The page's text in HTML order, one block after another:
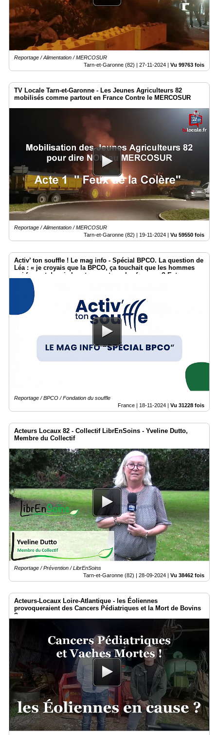
Reportage / Alimentation / MERCOSUR
Tarn-et-Garonne (82) | 27-11-2024 | Vu 99763 fois
TV Locale Tarn-et-Garonne - Les Jeunes Agriculteurs 82
mobilisés comme partout en France Contre le MERCOSUR
Reportage / Alimentation / MERCOSUR
Tarn-et-Garonne (82) | 19-11-2024 Vu 59550 fois
Activ’ ton souffle ! Le mag info - Spécial BPCO. La question de
Léa : « je croyais que la BPCO, ça touchait que les hommes
qui fument depuis longtemps et pas les femmes ? Est-ce que
c’est vrai ?»
Reportage / BPCO / Fondation du souffle
France | 18-11-2024 | Vu 31228 fois
Acteurs Locaux 82 - Collectif LibrEnSoins - Yveline Dutto,
Membre du Collectif
Reportage / Prévention / LibrEnSoins
Tarn-et-Garonne (82) | 28-09-2024 | Vu 38462 fois
Acteurs-Locaux Loire-Atlantique - les Éoliennes
provoqueraient des Cancers Pédiatriques et la Mort de Bovins
?